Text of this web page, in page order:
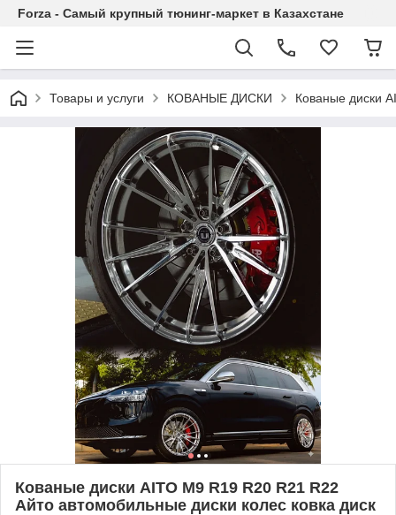
Forza - Самый крупный тюнинг-маркет в Казахстане
Товары и услуги КОВАНЫЕ ДИСКИ Кованые диски
Кованые диски AITO M9 R19 R20 R21 R22
Айто автомобильные диски колес ковка диск